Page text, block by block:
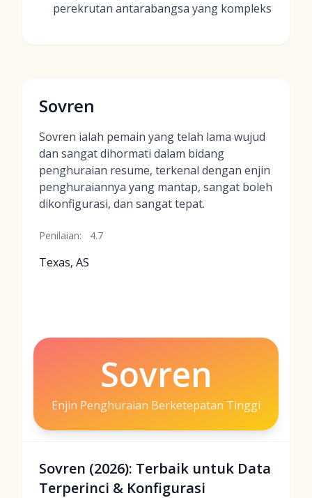
perekrutan antarabangsa yang kompleks
Sovren
Sovren ialah pemain yang telah lama wujud
dan sangat dihormati dalam bidang
penghuraian resume, terkenal dengan enjin
penghuraiannya yang mantap, sangat boleh
dikonfigurasi, dan sangat tepat.
Penilaian: 4.7
Texas, AS
Sovren
Enjin Penghuraian Berketepatan Tinggi
Sovren (2026): Terbaik untuk Data
Terperinci & Konfigurasi